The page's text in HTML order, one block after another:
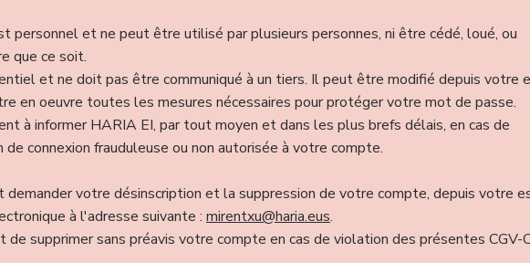
personnel et ne peut être utilisé par plusieurs personnes, ni être cédé, loué, ou
que ce soit.
et ne doit pas être communiqué à un tiers. Il peut être modifié depuis votre
en oeuvre toutes les mesures nécessaires pour protéger votre mot de passe.
à informer HARIA EI, par tout moyen et dans les plus brefs délais, en cas de
connexion frauduleuse ou non autorisée à votre compte.
votre désinscription et la suppression de votre compte, depuis votre
à l'adresse suivante : mirentxu@haria.eus.
supprimer sans préavis votre compte en cas de violation des présentes CGV-